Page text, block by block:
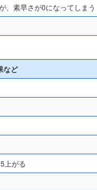
、素早さが0になってしまう
など
上がる